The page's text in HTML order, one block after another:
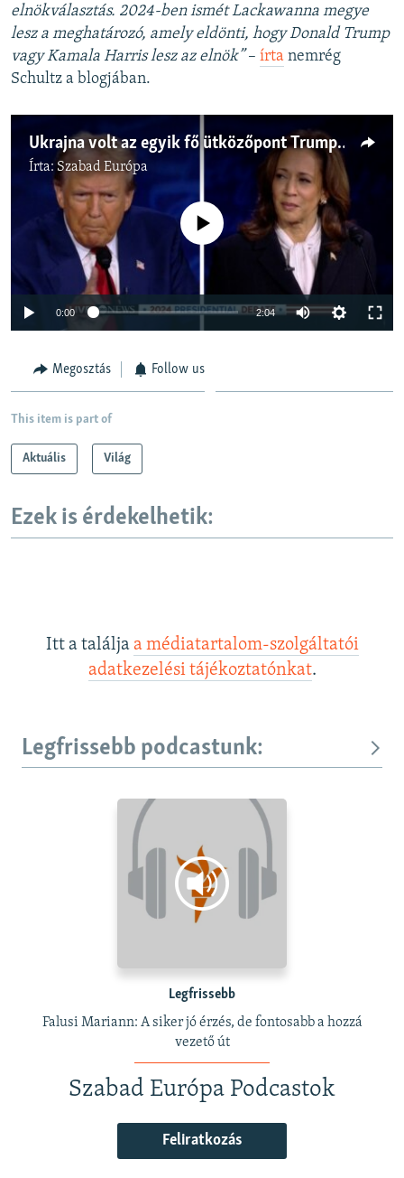
elnökválasztás. 2024-ben ismét Lackawanna megye
lesz a meghatározó, amely eldönti, hogy Donald Trump
vagy Kamala Harris lesz az elnök”– írta nemrég
Schultz a blogjában.
Ukrajna volt az egyik fő ütközőpont Trump és Harris első nyilvános vitáján
Írta: Szabad Európa
Jelenleg nincs elérhető tartalom
0:00 2:04 Auto
Megosztás Follow us
This item is part of
Aktuális Világ
Ezek is érdekelhetik:
Itt a találja a médiatartalom-szolgáltatói
adatkezelési tájékoztatónkat.
Legfrissebb podcastunk:
Legfrissebb
Falusi Mariann: A siker jó érzés, de fontosabb a hozzá
vezető út
Szabad Európa Podcastok
Feliratkozás